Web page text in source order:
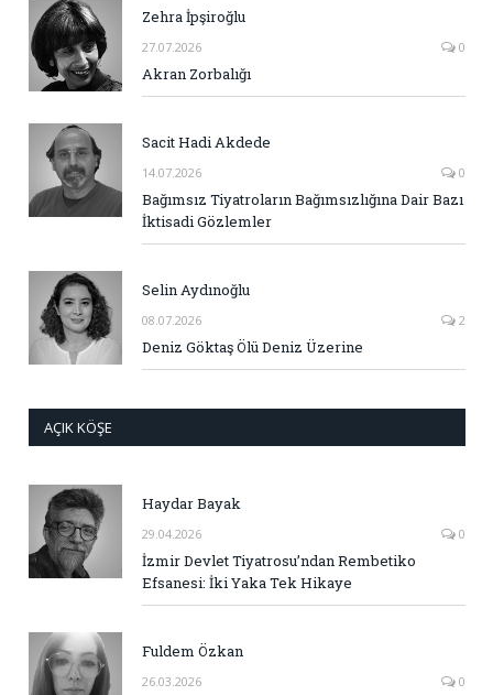
Zehra İpşiroğlu
27.07.2026 0
Akran Zorbalığı
Sacit Hadi Akdede
14.07.2026 0
Bağımsız Tiyatroların Bağımsızlığına Dair Bazı
İktisadi Gözlemler
Selin Aydınoğlu
08.07.2026 2
Deniz Göktaş Ölü Deniz Üzerine
AÇIK KÖŞE
Haydar Bayak
29.04.2026 0
İzmir Devlet Tiyatrosu’ndan Rembetiko
Efsanesi: İki Yaka Tek Hikaye
Fuldem Özkan
26.03.2026 0